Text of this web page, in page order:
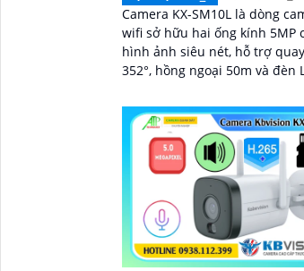
Camera KX-SM10L là dòng
wifi sở hữu hai ống kính 5MP
hình ảnh siêu nét, hỗ trợ
352°, hồng ngoại 50m và đèn